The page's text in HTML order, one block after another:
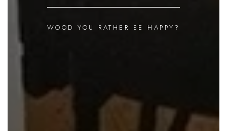
TAHER JAOUI